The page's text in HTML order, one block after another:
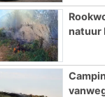
natuur